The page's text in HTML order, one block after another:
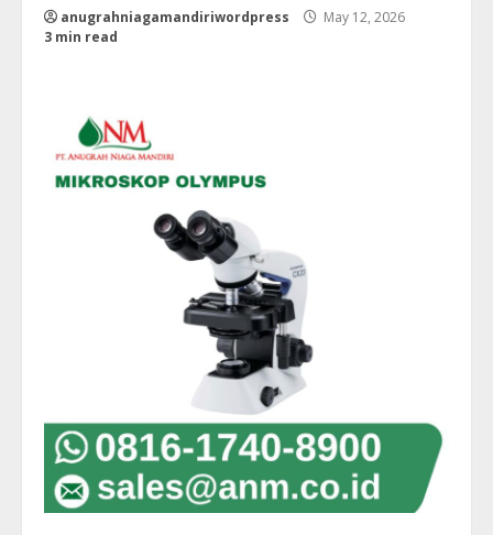
anugrahniagamandiriwordpress
May 12, 2026
3 min read